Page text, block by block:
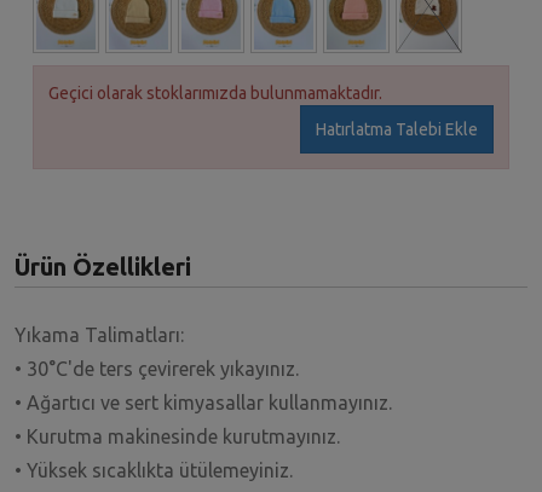
Geçici olarak stoklarımızda bulunmamaktadır.
Hatırlatma Talebi Ekle
Ürün Özellikleri
Yıkama Talimatları:
• 30°C'de ters çevirerek yıkayınız.
• Ağartıcı ve sert kimyasallar kullanmayınız.
• Kurutma makinesinde kurutmayınız.
• Yüksek sıcaklıkta ütülemeyiniz.